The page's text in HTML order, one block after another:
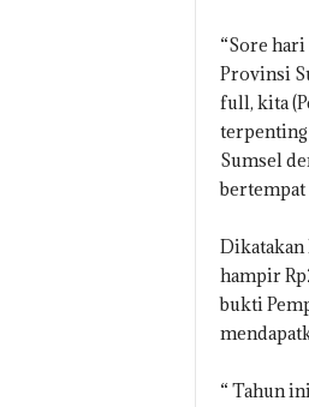
“Sore
Provinsi
full, kita
terpenting
Sumsel
bertempat
Dikatakan
hampir
bukti
“ Tahun